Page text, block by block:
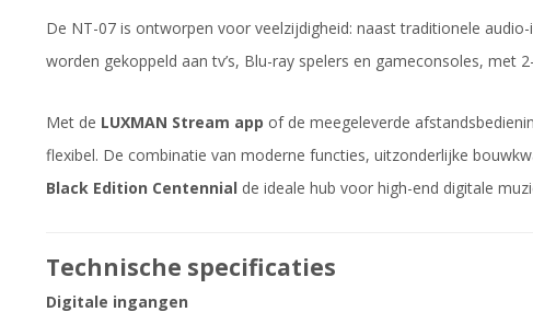
De NT-07 is ontworpen voor veelzijdigheid: naast traditionele
worden gekoppeld aan tv’s, Blu-ray spelers en gameconsoles, met
Met de LUXMAN Stream app of de meegeleverde
flexibel. De combinatie van moderne functies, uitzonderlijke
Black Edition Centennial de ideale hub voor high-end digitale
Technische specificaties
Digitale ingangen